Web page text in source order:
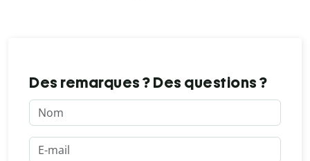
Des remarques ? Des questions ?